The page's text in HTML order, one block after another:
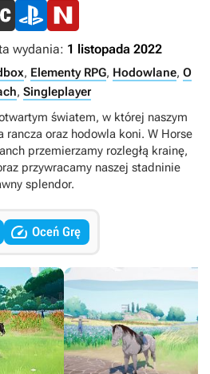
wydania: 1 listopada 2022
, Elementy RPG, Hodowlane, O
, Singleplayer
światem, w której naszym
oraz hodowla koni. W Horse
przemierzamy rozległą krainę,
przywracamy naszej stadninie
splendor.
 Oceń Grę